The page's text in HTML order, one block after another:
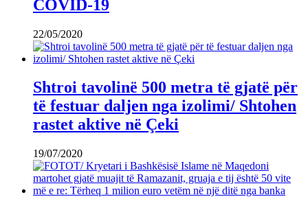
COVID-19
22/05/2020
Shtroi tavolinë 500 metra të gjatë për
të festuar daljen nga izolimi/ Shtohen
rastet aktive në Çeki
19/07/2020